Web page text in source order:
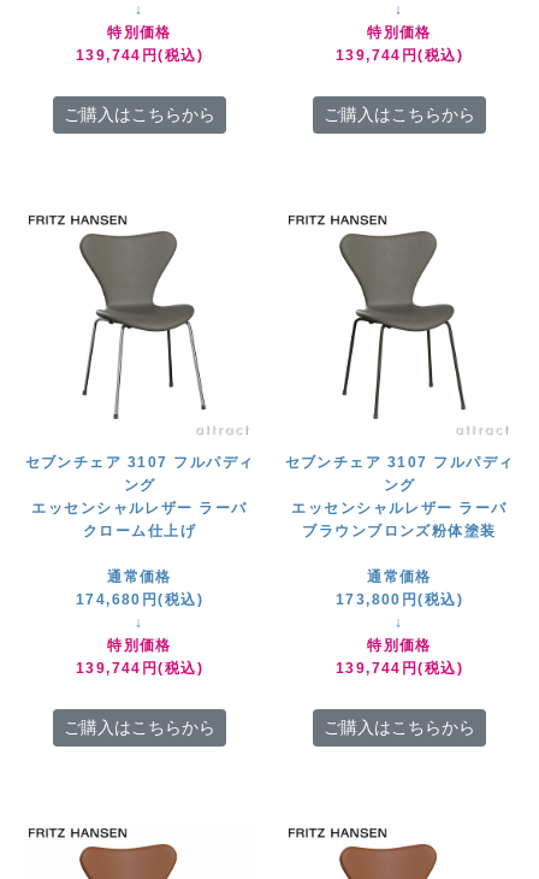
↓
特別価格
139,744円(税込)
ご購入はこちらから
↓
特別価格
139,744円(税込)
ご購入はこちらから
セブンチェア 3107 フルパディ
ング
エッセンシャルレザー ラーバ
クローム仕上げ
通常価格
174,680円(税込)
↓
特別価格
139,744円(税込)
ご購入はこちらから
セブンチェア 3107 フルパディ
ング
エッセンシャルレザー ラーバ
ブラウンブロンズ粉体塗装
通常価格
173,800円(税込)
↓
特別価格
139,744円(税込)
ご購入はこちらから